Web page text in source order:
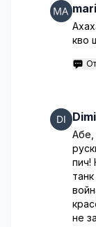
кво
Абе,
пич!
не